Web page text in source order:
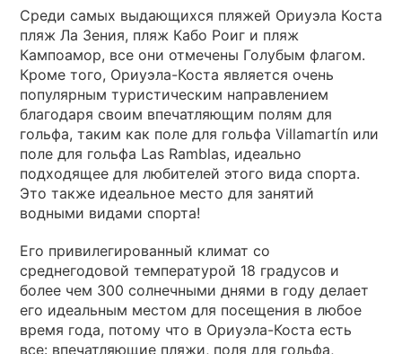
Среди самых выдающихся пляжей Ориуэла Коста
пляж Ла Зения, пляж Кабо Роиг и пляж
Кампоамор, все они отмечены Голубым флагом.
Кроме того, Ориуэла-Коста является очень
популярным туристическим направлением
благодаря своим впечатляющим полям для
гольфа, таким как поле для гольфа Villamartín или
поле для гольфа Las Ramblas, идеально
подходящее для любителей этого вида спорта.
Это также идеальное место для занятий
водными видами спорта!
Его привилегированный климат со
среднегодовой температурой 18 градусов и
более чем 300 солнечными днями в году делает
его идеальным местом для посещения в любое
время года, потому что в Ориуэла-Коста есть
все: впечатляющие пляжи, поля для гольфа,